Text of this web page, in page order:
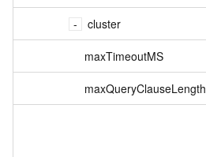
cluster
maxTimeoutMS
maxQueryClauseLength